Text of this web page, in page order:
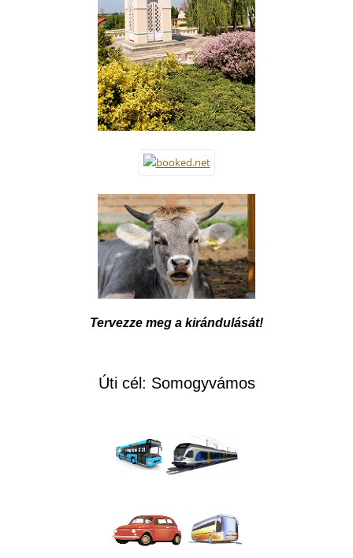
Tervezze meg a kirándulását!
Úti cél: Somogyvámos